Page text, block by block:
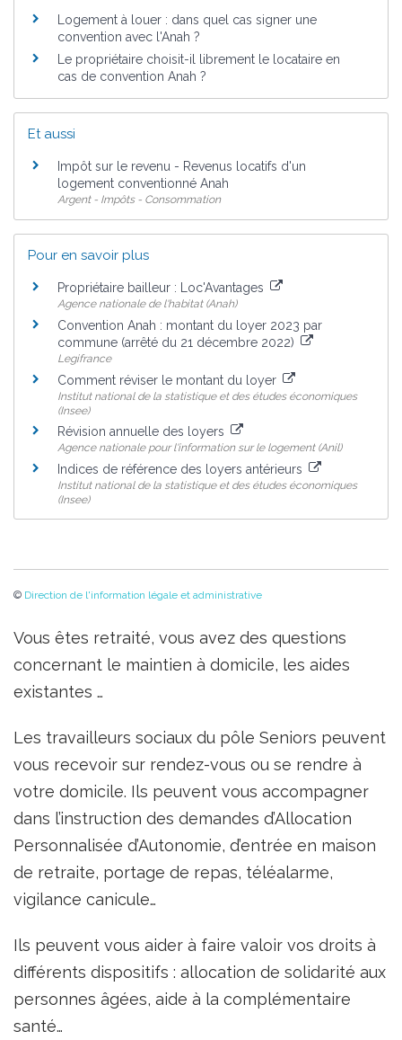
Logement à louer : dans quel cas signer une
convention avec l'Anah ?
Le propriétaire choisit-il librement le locataire en
cas de convention Anah ?
Et aussi
Impôt sur le revenu - Revenus locatifs d'un
logement conventionné Anah
Argent - Impôts - Consommation
Pour en savoir plus
Propriétaire bailleur : Loc'Avantages
Agence nationale de l'habitat (Anah)
Convention Anah : montant du loyer 2023 par
commune (arrêté du 21 décembre 2022)
Legifrance
Comment réviser le montant du loyer
Institut national de la statistique et des études économiques
(Insee)
Révision annuelle des loyers
Agence nationale pour l'information sur le logement (Anil)
Indices de référence des loyers antérieurs
Institut national de la statistique et des études économiques
(Insee)
© Direction de l'information légale et administrative
Vous êtes retraité, vous avez des questions
concernant le maintien à domicile, les aides
existantes …
Les travailleurs sociaux du pôle Seniors peuvent
vous recevoir sur rendez-vous ou se rendre à
votre domicile. Ils peuvent vous accompagner
dans l’instruction des demandes d’Allocation
Personnalisée d’Autonomie, d’entrée en maison
de retraite, portage de repas, téléalarme,
vigilance canicule…
Ils peuvent vous aider à faire valoir vos droits à
différents dispositifs : allocation de solidarité aux
personnes âgées, aide à la complémentaire
santé…